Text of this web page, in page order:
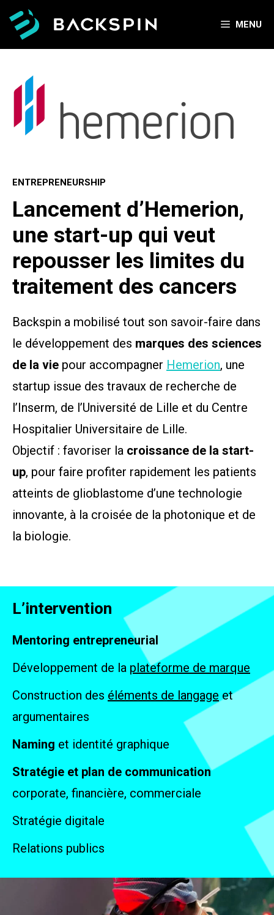
contenu
MENU
ENTREPRENEURSHIP
Lancement d’Hemerion,
une start-up qui veut
repousser les limites du
traitement des cancers
Backspin a mobilisé tout son savoir-faire dans
le développement des marques des sciences
de la vie pour accompagner Hemerion, une
startup issue des travaux de recherche de
l’Inserm, de l’Université de Lille et du Centre
Hospitalier Universitaire de Lille.
Objectif : favoriser la croissance de la start-
up, pour faire profiter rapidement les patients
atteints de glioblastome d’une technologie
innovante, à la croisée de la photonique et de
la biologie.
L’intervention
Mentoring entrepreneurial
Développement de la plateforme de marque
Construction des éléments de langage et
argumentaires
Naming et identité graphique
Stratégie et plan de communication
corporate, financière, commerciale
Stratégie digitale
Relations publics